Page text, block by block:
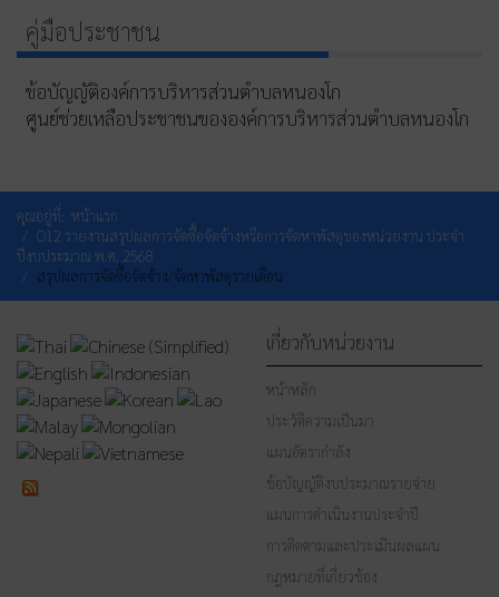
คู่มือประชาชน
ข้อบัญญัติองค์การบริหารส่วนตำบลหนองโก
ศูนย์ช่วยเหลือประชาชนขององค์การบริหารส่วนตำบลหนองโก
คุณอยู่ที่: หน้าแรก
O12 รายงานสรุปผลการจัดซื้อจัดจ้างหรือการจัดหาพัสดุของหน่วยงาน ประจำ
ปีงบประมาณ พ.ศ. 2568
สรุปผลการจัดซื้อจัดจ้าง/จัดหาพัสดุรายเดือน
เกี่ยวกับหน่วยงาน
หน้าหลัก
ประวัติความเป็นมา
แผนอัตรากำลัง
ข้อบัญญัติงบประมาณรายจ่าย
แผนการดำเนินงานประจำปี
การติดตามและประเมินผลแผน
กฎหมายที่เกี่ยวข้อง